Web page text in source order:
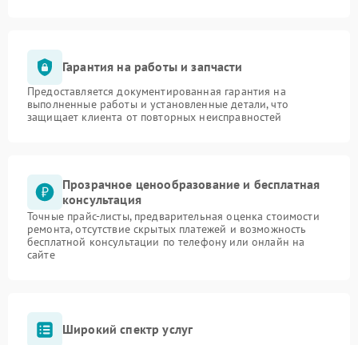
Гарантия на работы и запчасти
Предоставляется документированная гарантия на
выполненные работы и установленные детали, что
защищает клиента от повторных неисправностей
Прозрачное ценообразование и бесплатная
консультация
Точные прайс-листы, предварительная оценка стоимости
ремонта, отсутствие скрытых платежей и возможность
бесплатной консультации по телефону или онлайн на
сайте
Широкий спектр услуг